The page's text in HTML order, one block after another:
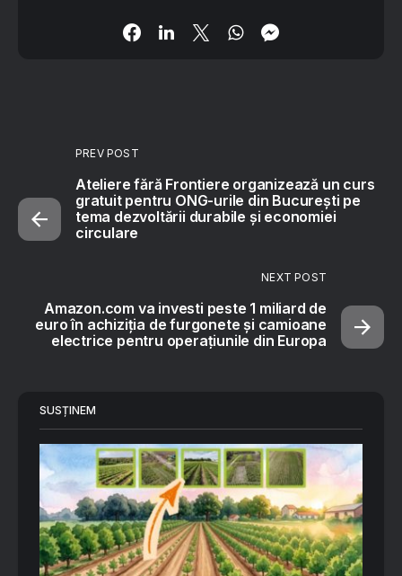
PREV POST
Ateliere fără Frontiere organizează un curs
gratuit pentru ONG-urile din București pe
tema dezvoltării durabile și economiei
circulare
NEXT POST
Amazon.com va investi peste 1 miliard de
euro în achiziția de furgonete și camioane
electrice pentru operațiunile din Europa
SUSȚINEM